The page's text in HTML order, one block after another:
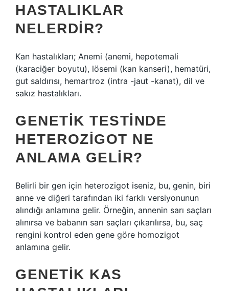
HASTALIKLAR
NELERDIR?
Kan hastalıkları; Anemi (anemi, hepotemali
(karaciğer boyutu), lösemi (kan kanseri), hematüri,
gut saldırısı, hemartroz (intra -jaut -kanat), dil ve
sakız hastalıkları.
GENETIK TESTINDE
HETEROZIGOT NE
ANLAMA GELIR?
Belirli bir gen için heterozigot iseniz, bu, genin, biri
anne ve diğeri tarafından iki farklı versiyonunun
alındığı anlamına gelir. Örneğin, annenin sarı saçları
alınırsa ve babanın sarı saçları çıkarılırsa, bu, saç
rengini kontrol eden gene göre homozigot
anlamına gelir.
GENETIK KAS